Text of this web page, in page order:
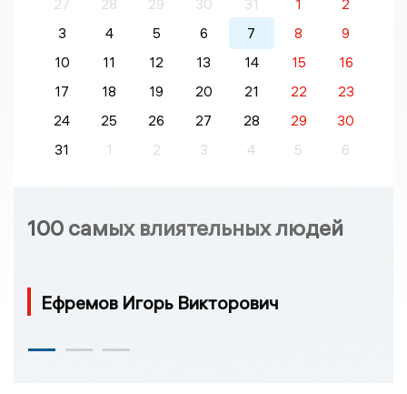
27 28 29 30 31 1
2
3
4 5 6 7 8
9
10
11 12 13 14 15
16
17
18 19 20 21 22
23
24
25 26 27 28 29
30
31
1 2 3 4 5 6
100 самых влиятельных людей
Ефремов Игорь Викторович